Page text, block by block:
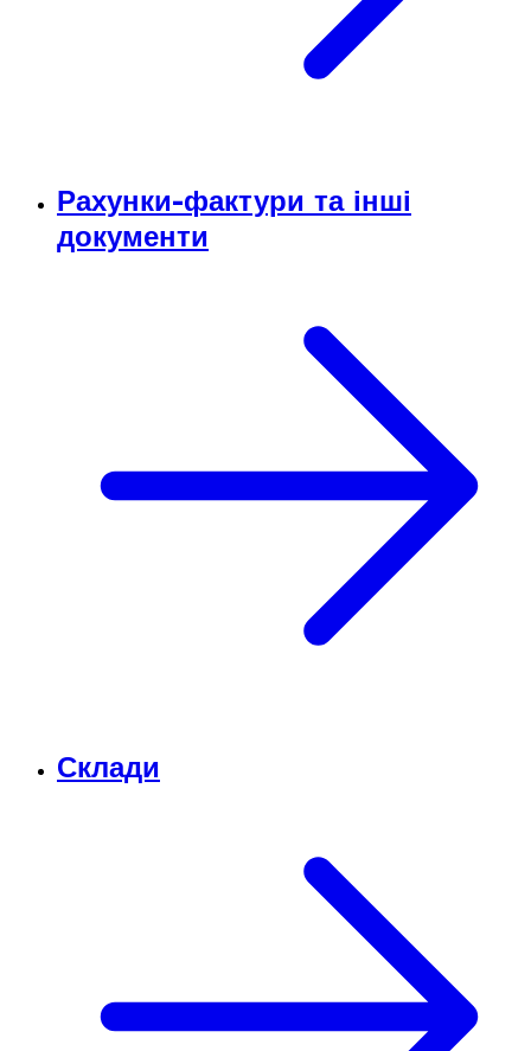
Рахунки-фактури та інші
документи
Склади